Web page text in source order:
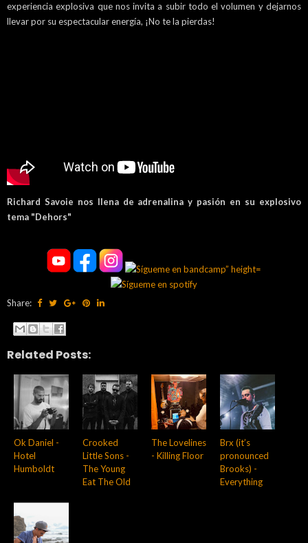
experiencia explosiva que nos invita a subir todo el volumen y dejarnos
llevar por su espectacular energía, ¡No te la pierdas!
Richard Savoie nos llena de adrenalina y pasión en su explosivo
tema "Dehors"
Share:
Related Posts:
Ok Daniel -
Hotel
Humboldt
Crooked
Little Sons -
The Young
Eat The Old
The Lovelines
- Killing Floor
Brx (it’s
pronounced
Brooks) -
Everything